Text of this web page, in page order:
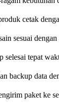
cetak
sesuai dengan
selesai tepat
backup data
paket ke